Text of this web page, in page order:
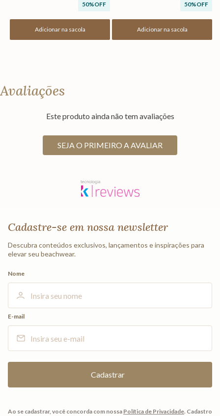
50%OFF
Adicionar na sacola
50%OFF
Adicionar na sacola
Avaliações
Este produto ainda não tem avaliações
SEJA O PRIMEIRO A AVALIAR
Cadastre-se em nossa newsletter
Descubra conteúdos exclusivos, lançamentos e inspirações para
elevar seu beachwear.
Nome
E-mail
Ao se cadastrar, você concorda com nossa Política de Privacidade. Cadastro